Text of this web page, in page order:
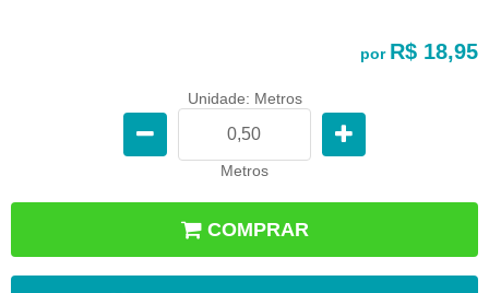
por R$ 18,95
Unidade: Metros
Metros
COMPRAR